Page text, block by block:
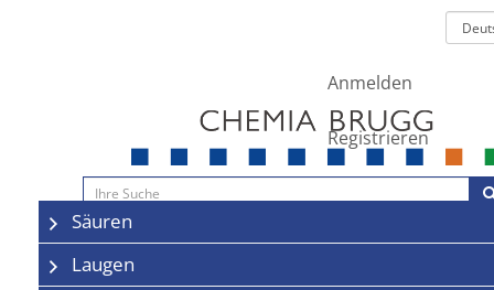
Anmelden
Registrieren
Navigation
Säuren
Laugen